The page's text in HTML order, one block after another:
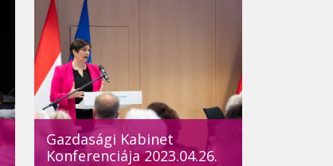
Gazdasági Kabinet
Konferenciája 2023.04.26.